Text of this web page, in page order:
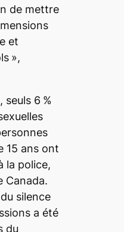
de mettre
et
»,
seuls 6 %
15 ans ont
la police,
Canada.
silence
a été
du